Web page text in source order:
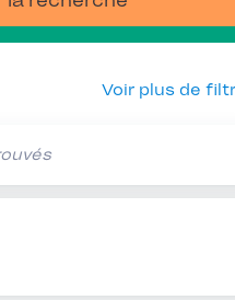
Voir plus de